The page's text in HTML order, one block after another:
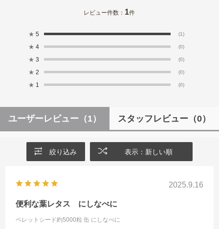
レビュー件数： 1件
★ 5 (1)
★ 4 (0)
★ 3 (0)
★ 2 (0)
★ 1 (0)
ユーザーレビュー （1） スタッフレビュー （0）
絞り込み 表示：新しい順
2025.9.16
便利な葉レタス にしなべに
ペレットシード約5000粒 缶 にしなべに